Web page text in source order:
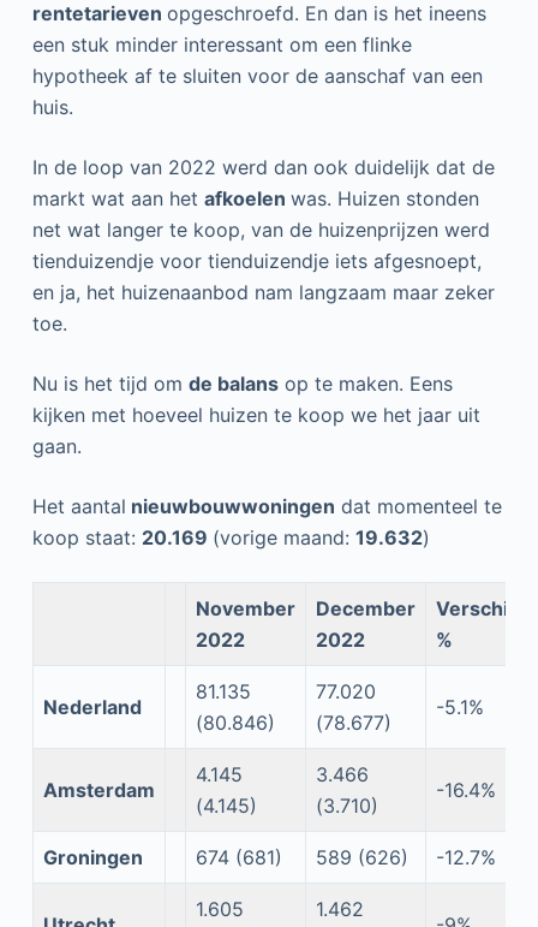
rentetarieven opgeschroefd. En dan is het ineens
een stuk minder interessant om een flinke
hypotheek af te sluiten voor de aanschaf van een
huis.
In de loop van 2022 werd dan ook duidelijk dat de
markt wat aan het afkoelen was. Huizen stonden
net wat langer te koop, van de huizenprijzen werd
tienduizendje voor tienduizendje iets afgesnoept,
en ja, het huizenaanbod nam langzaam maar zeker
toe.
Nu is het tijd om de balansop te maken. Eens
kijken met hoeveel huizen te koop we het jaar uit
gaan.
Het aantal nieuwbouwwoningen dat momenteel te
koop staat: 20.169 (vorige maand: 19.632)
November
2022
December
2022
Verschil
%
Nederland
81.135
(80.846)
77.020
(78.677)
-5.1%
Amsterdam
4.145
(4.145)
3.466
(3.710)
-16.4%
Groningen 674 (681) 589 (626) -12.7%
1.605 1.462